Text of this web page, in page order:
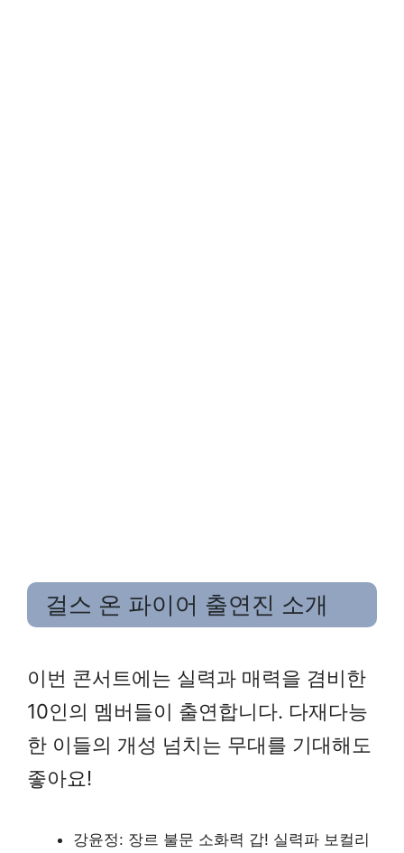
걸스 온 파이어 출연진 소개
이번 콘서트에는 실력과 매력을 겸비한
10인의 멤버들이 출연합니다. 다재다능
한 이들의 개성 넘치는 무대를 기대해도
좋아요!
강윤정: 장르 불문 소화력 갑! 실력파 보컬리